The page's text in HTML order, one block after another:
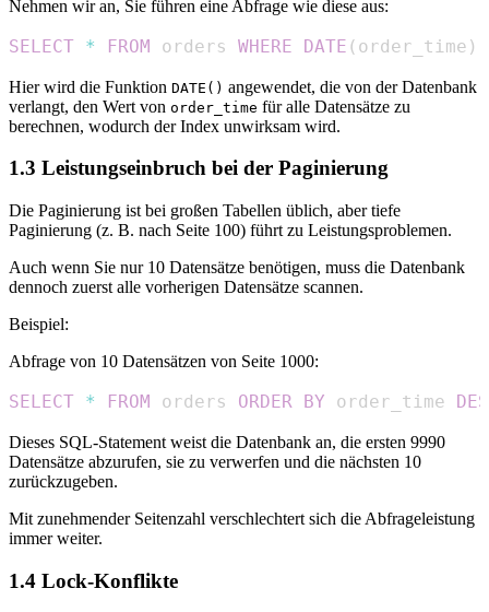
Nehmen wir an, Sie führen eine Abfrage wie diese aus:
SELECT * FROM orders WHERE DATE ( order_time )
Hier wird die Funktion DATE() angewendet, die von der Datenbank
verlangt, den Wert von order_time für alle Datensätze zu
berechnen, wodurch der Index unwirksam wird.
1.3 Leistungseinbruch bei der Paginierung
Die Paginierung ist bei großen Tabellen üblich, aber tiefe
Paginierung (z. B. nach Seite 100) führt zu Leistungsproblemen.
Auch wenn Sie nur 10 Datensätze benötigen, muss die Datenbank
dennoch zuerst alle vorherigen Datensätze scannen.
Beispiel:
Abfrage von 10 Datensätzen von Seite 1000:
SELECT * FROM orders ORDER BY order_time
Dieses SQL-Statement weist die Datenbank an, die ersten 9990
Datensätze abzurufen, sie zu verwerfen und die nächsten 10
zurückzugeben.
Mit zunehmender Seitenzahl verschlechtert sich die Abfrageleistung
immer weiter.
1.4 Lock-Konflikte